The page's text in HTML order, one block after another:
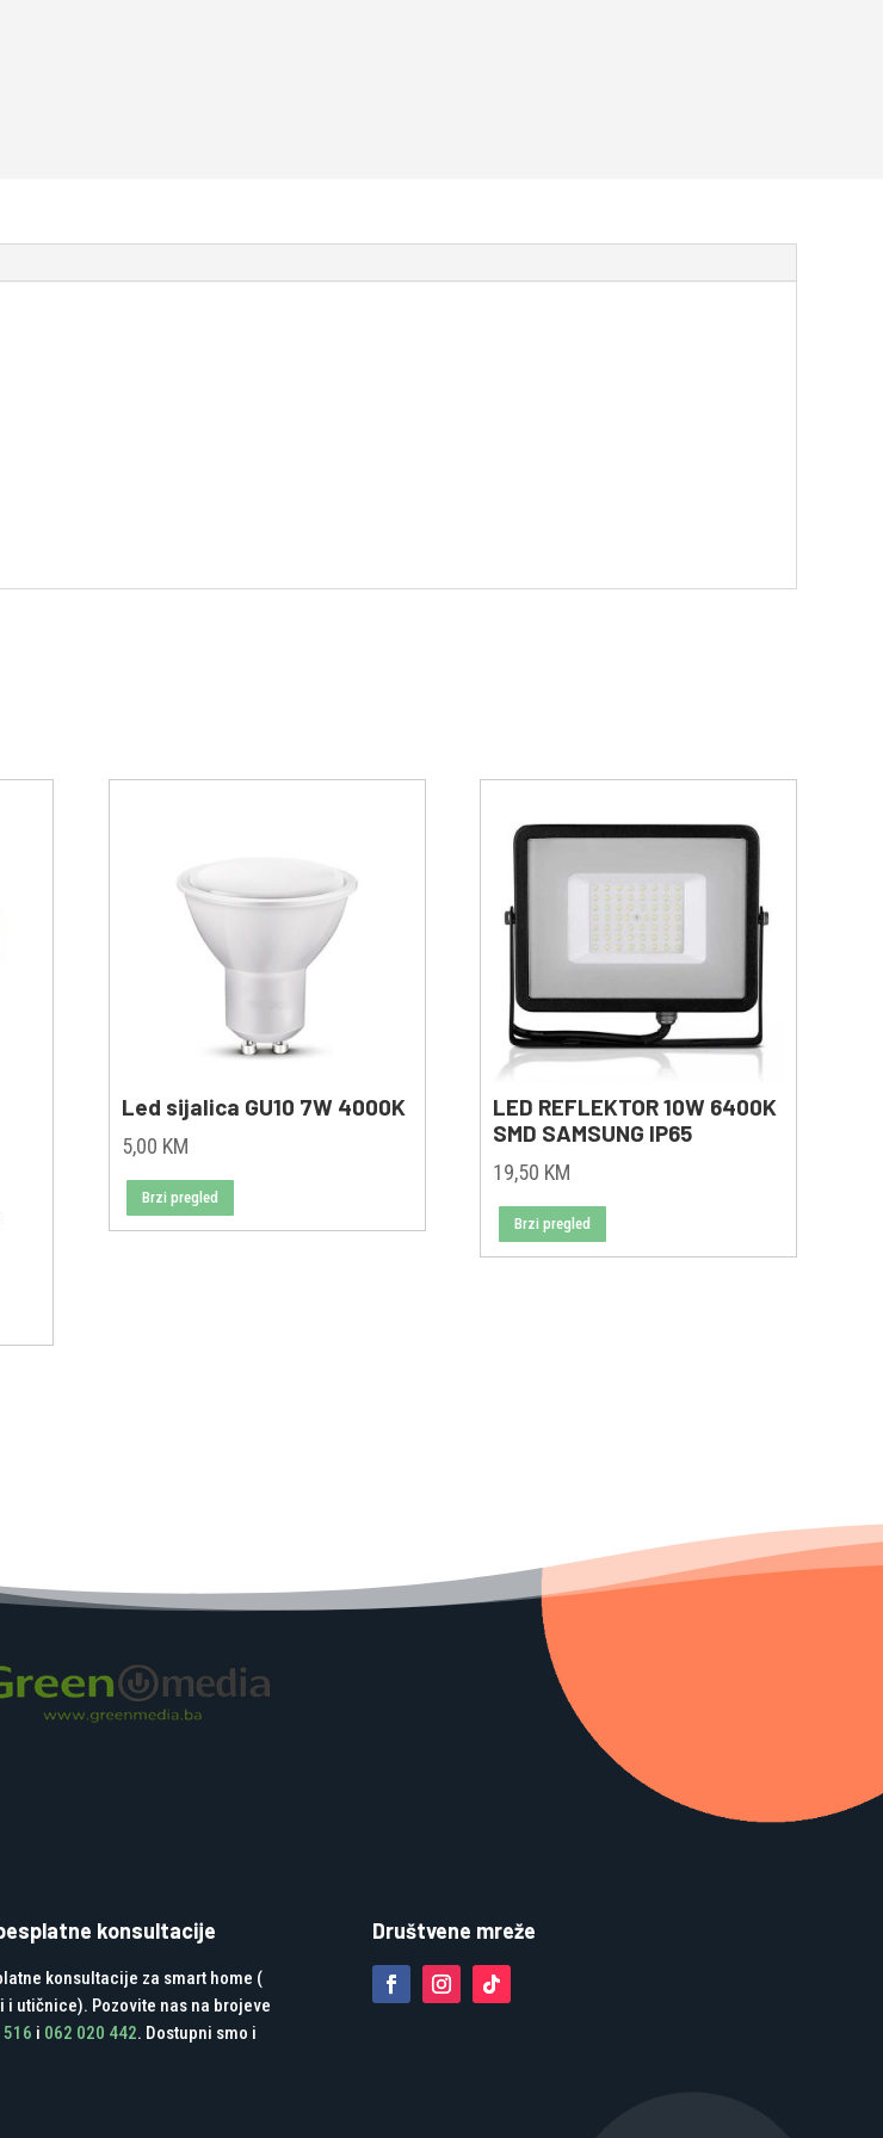
Led sijalica GU10 7W 4000K
5,00 KM
Brzi pregled
LED REFLEKTOR 10W 6400K
SMD SAMSUNG IP65
19,50 KM
Brzi pregled
konsultacije
konsultacije za smart home (
i utičnice). Pozovite nas na brojeve
516 i 062 020 442. Dostupni smo i
Društvene mreže